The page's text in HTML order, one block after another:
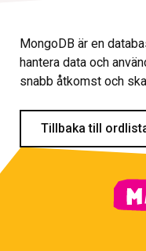
MongoDB är en
hantera data och
snabb åtkomst och
Tillbaka till